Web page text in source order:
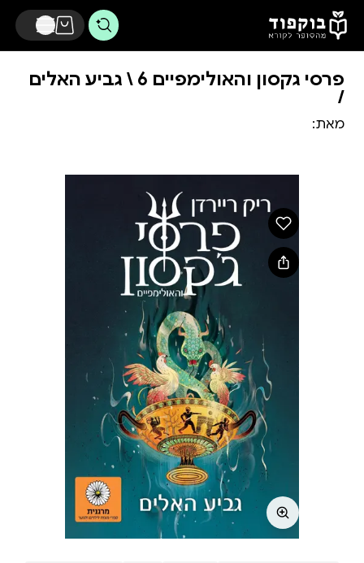
דלג לתוכן הראשי
פרסי גקסון והאולימפיים 6 \ גביע האלים
/
מאת: